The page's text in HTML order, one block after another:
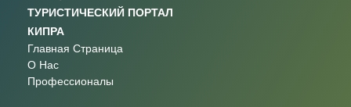
ТУРИСТИЧЕСКИЙ ПОРТАЛ
КИПРА
Главная Страница
О Нас
Профессионалы